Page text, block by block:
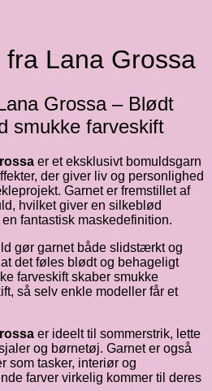
Lana Grossa
Grossa – Blødt
smukke farveskift
er et eksklusivt bomuldsgarn
der giver liv og personlighed
Garnet er fremstillet af
hvilket giver en silkeblød
fantastisk maskedefinition.
gør garnet både slidstærkt og
det føles blødt og behageligt
farveskift skaber smukke
så selv enkle modeller får et
er ideelt til sommerstrik, lette
og børnetøj. Garnet er også
som tasker, interiør og
farver virkelig kommer til deres